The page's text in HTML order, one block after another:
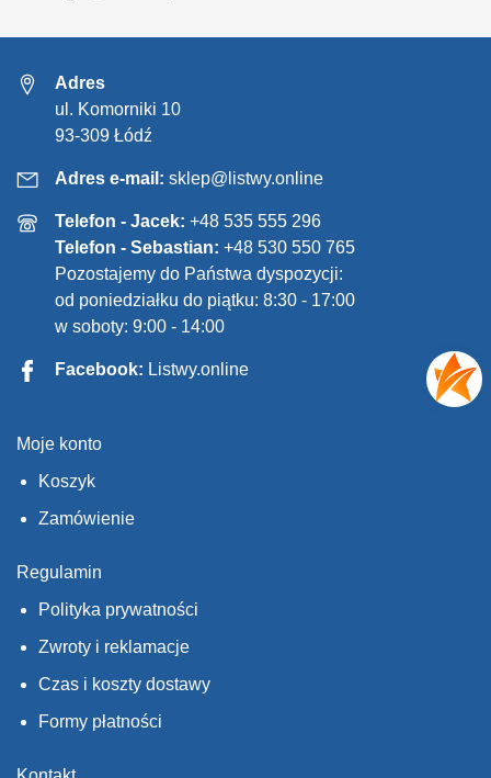
Adres
ul. Komorniki 10
93-309 Łódź
Adres e-mail: sklep@listwy.online
Telefon - Jacek: +48 535 555 296
Telefon - Sebastian: +48 530 550 765
Pozostajemy do Państwa dyspozycji:
od poniedziałku do piątku: 8:30 - 17:00
w soboty: 9:00 - 14:00
Facebook: Listwy.online
Moje konto
Koszyk
Zamówienie
Regulamin
Polityka prywatności
Zwroty i reklamacje
Czas i koszty dostawy
Formy płatności